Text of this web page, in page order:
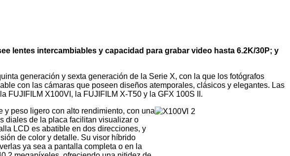
lentes intercambiables y capacidad para grabar video hasta 6.2K/30P; y
generación y sexta generación de la Serie X, con la que los fotógrafos
con las cámaras que poseen diseños atemporales, clásicos y elegantes. Las
FUJIFILM X100VI, la FUJIFILM X-T50 y la GFX 100S II.
y peso ligero con alto rendimiento, con una
diales de la placa facilitan visualizar o
LCD es abatible en dos direcciones, y
de color y detalle. Su visor híbrido
ya sea a pantalla completa o en la